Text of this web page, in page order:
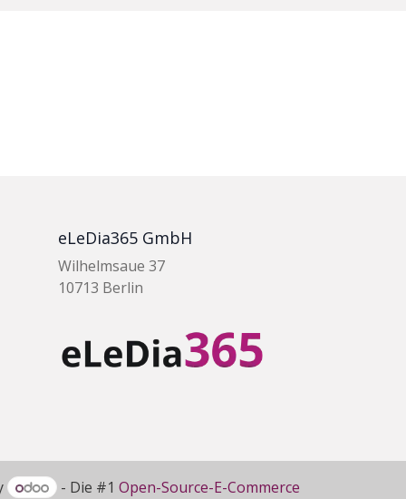
eLeDia365 GmbH
Wilhelmsaue 37
10713 Berlin
- Die #1 Open-Source-E-Commerce